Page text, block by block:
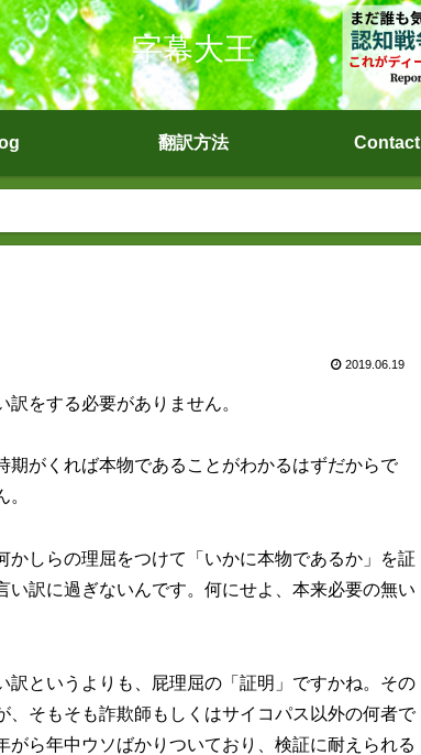
字幕大王
翻訳方法 Contact
2019.06.19
をする必要がありません。
がくれば本物であることがわかるはずだからで
しらの理屈をつけて「いかに本物であるか」を証
訳に過ぎないんです。何にせよ、本来必要の無い
というよりも、屁理屈の「証明」ですかね。その
そもそも詐欺師もしくはサイコパス以外の何者で
ら年中ウソばかりついており、検証に耐えられる